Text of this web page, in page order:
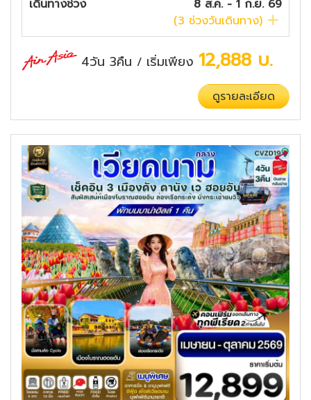
เดินทางช่วง
8 ส.ค. - 1 ก.ย. 69
(3 ช่วงวันเดินทาง)
4วัน 3คืน / เริ่มเพียง 12,888 บ.
ดูรายละเอียด